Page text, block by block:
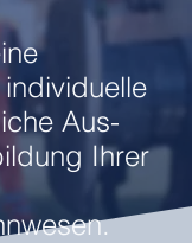
Aus-
Ihrer